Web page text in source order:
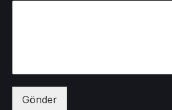
Gönder